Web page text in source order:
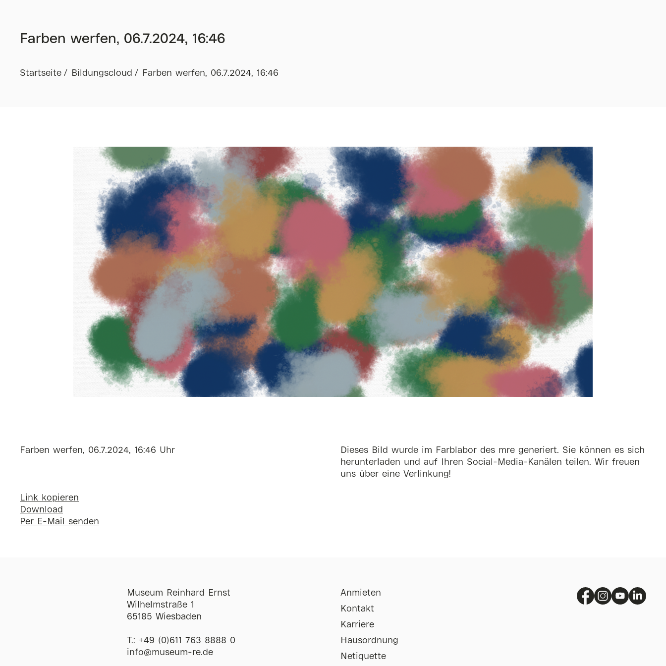
Farben werfen, 06.7.2024, 16:46
Startseite Bildungscloud Farben werfen, 06.7.2024, 16:46
Farben werfen, 06.7.2024, 16:46 Uhr
Link kopieren
Download
Per E-Mail senden
Dieses Bild wurde im Farblabor des mre generiert. Sie können es sich
herunterladen und auf Ihren Social-Media-Kanälen teilen. Wir freuen
uns über eine Verlinkung!
Museum Reinhard Ernst
Wilhelmstraße 1
65185 Wiesbaden
T.: +49 (0)611 763 8888 0
ofni@museum-re de
Anmieten
Kontakt
Karriere
Hausordnung
Netiquette